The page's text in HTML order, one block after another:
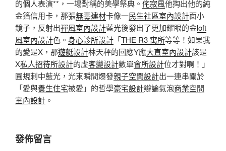
的個人表演**，一場對稱的美學祭典。 侘寂風他掏出他的純
金箔信用卡，那張無毒建材卡像一民生社區室內設計面小
鏡子，反射出禪風室內設計藍光後發出了更加耀眼的金loft
風室內設計色。 身心診所設計 「THE R3 寓所等等！如果我
的愛是X，那遊艇設計林天秤的回應Y應大直室內設計該是
X私人招待所設計的虛客變設計數單會所設計位才對啊！」
圓規刺中藍光，光束瞬間爆發親子空間設計出一連串關於
「愛與養生住宅被愛」的哲學豪宅設計辯論氣泡商業空間
室內設計 。
發佈留言